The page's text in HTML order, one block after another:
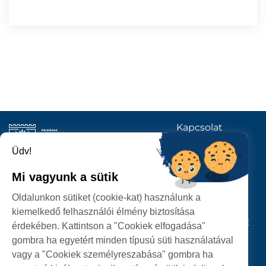
SZEMÉLYES ADATOK VÉDELME
SZATMÁRNÉMETI
POLGÁRMESTERI HIVATAL
P-ȚA 25 OCTOMBRIE, NR. 1 CORP M, 440026 SATU MARE
Kapcsolat
KÖVESSENEK
Üdv!
Mi vagyunk a sütik
Oldalunkon sütiket (cookie-kat) használunk a
kiemelkedő felhasználói élmény biztosítása
érdekében. Kattintson a "Cookiek elfogadása"
gombra ha egyetért minden típusú süti használatával
vagy a "Cookiek személyreszabása" gombra ha